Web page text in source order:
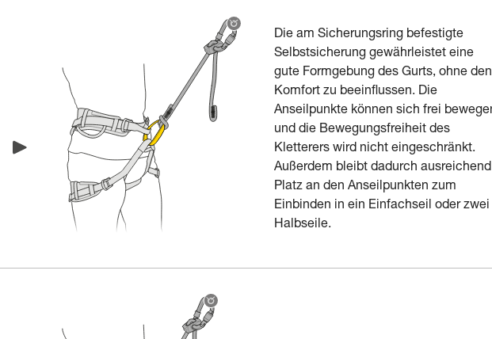
Die am Sicherungsring befestigte
Selbstsicherung gewährleistet eine
gute Formgebung des Gurts, ohne den
Komfort zu beeinflussen. Die
Anseilpunkte können sich frei
und die Bewegungsfreiheit des
Kletterers wird nicht eingeschränkt.
Außerdem bleibt dadurch ausreichend
Platz an den Anseilpunkten zum
Einbinden in ein Einfachseil oder zwei
Halbseile.